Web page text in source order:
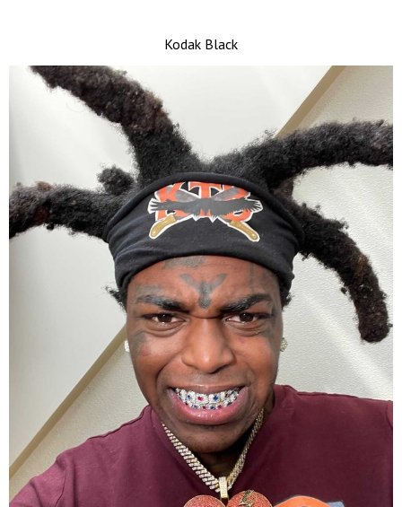
Kodak Black